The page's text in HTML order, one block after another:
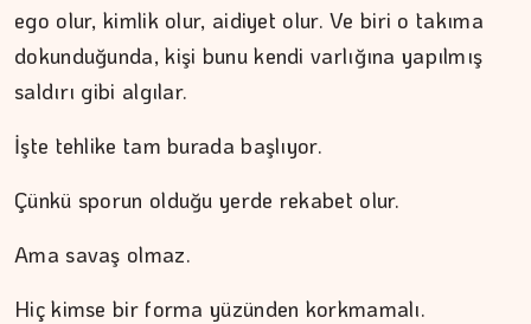
ego olur, kimlik olur, aidiyet olur. Ve biri o takıma
dokunduğunda, kişi bunu kendi varlığına yapılmış
saldırı gibi algılar.
İşte tehlike tam burada başlıyor.
Çünkü sporun olduğu yerde rekabet olur.
Ama savaş olmaz.
Hiç kimse bir forma yüzünden korkmamalı.